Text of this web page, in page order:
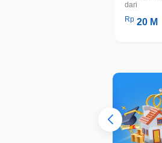
dari
Rp 20 M